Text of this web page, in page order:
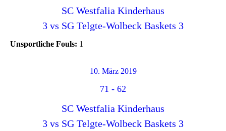
SC Westfalia Kinderhaus
3 vs SG Telgte-Wolbeck Baskets 3
Unsportliche Fouls: 1
10. März 2019
71 - 62
SC Westfalia Kinderhaus
3 vs SG Telgte-Wolbeck Baskets 3